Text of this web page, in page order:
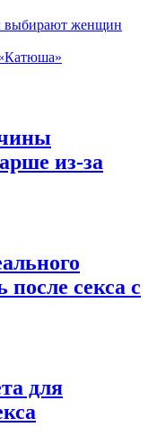
выбирают женщин
из-за
после секса с
для